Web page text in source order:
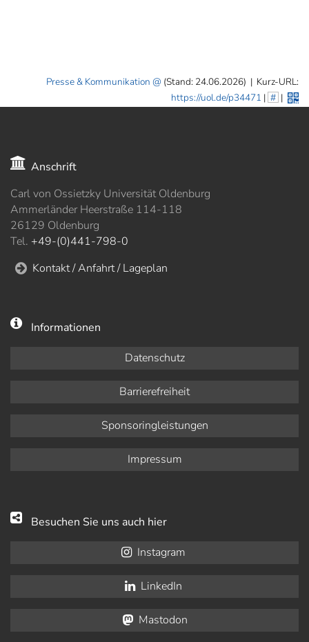
Presse & Kommunikation (Stand: 24.06.2026) | Kurz-URL:
https://uol.de/p34471 | # |
Anschrift
Carl von Ossietzky Universität Oldenburg
Ammerländer Heerstraße 114-118
26129 Oldenburg
Tel. +49-(0)441-798-0
Kontakt / Anfahrt / Lageplan
Informationen
Datenschutz
Barrierefreiheit
Sponsoringleistungen
Impressum
Besuchen Sie uns auch hier
Instagram
LinkedIn
Mastodon